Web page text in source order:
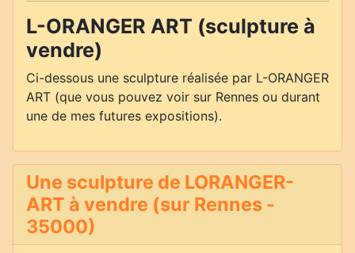
L-ORANGER ART (sculpture à
vendre)
Ci-dessous une sculpture réalisée par L-ORANGER
ART (que vous pouvez voir sur Rennes ou durant
une de mes futures expositions).
Une sculpture de LORANGER-
ART à vendre (sur Rennes -
35000)